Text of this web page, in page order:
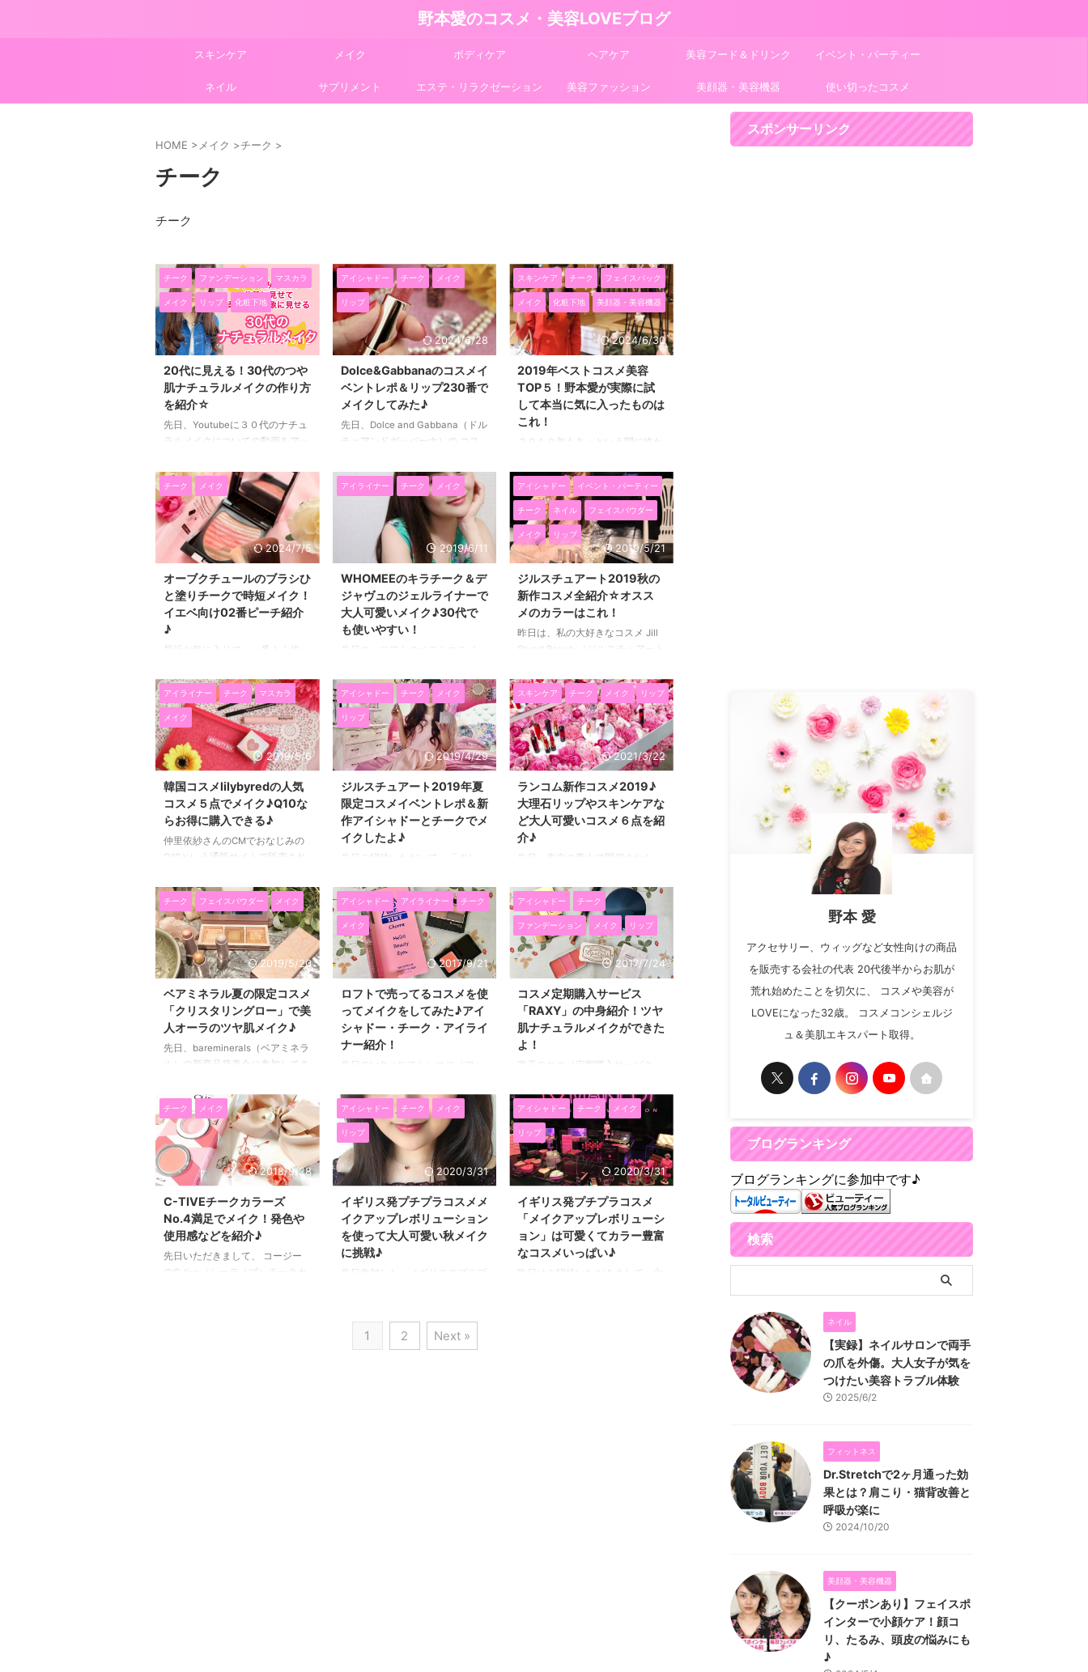
野本愛のコスメ・美容LOVEブログ
スキンケア メイク ボディケア ヘアケア 美容フード＆ドリンク イベント・パーティー
ネイル サプリメント エステ・リラクゼーション 美容ファッション 美顔器・美容機器 使い切ったコスメ
HOME > メイク >チーク >
チーク
チーク
チーク ファンデーション マスカラ
メイク リップ 化粧下地
2024/6/12
20代に見える！30代のつや
肌ナチュラルメイクの作り方
を紹介☆
先日、Youtubeに３０代のナチュ
ラルメイクについての動画をアッ
ただメイクを薄くすればナチュラ
ルメイクになっていたのですが、
３０代になってから、シミやくす
みなどのエイジングのトラブルが
現れて ただメイクを薄くすれば
いいというわけにはいかなくなっ
てしまいました(T_T) 特に私が悩
んでるのがシミ・・・・ 厚塗り
感を出さずに、シミに目がいかな
いように ツヤのある美肌に見せ
るメイクを心がけています。 肌
ュラルメ ...
アイシャドー チーク メイク
リップ
2024/6/28
Dolce&Gabbanaのコスメイ
ベントレポ＆リップ230番で
メイクしてみた♪
先日、Dolce and Gabbana（ドル
チェアンドガッバーナ）の コス
ドルチェアンドガッバーナって鮮
やかなデザインが多くて華やかで
かわいいですよね(*^▽^*) 洋服も
めちゃめちゃ好みで♡（高いから
買えないけど・・・） そんなド
ルガバのコスメということで、
メイクアップアーティストの久保
雄司さんから メイクのアドバイ
スもいただけました♪ そして、さ
っそく私もこれからの季節にピッ
スキンケア チーク フェイスパック
メイク 化粧下地 美顔器・美容機器
2024/6/30
2019年ベストコスメ美容
TOP５！野本愛が実際に試
して本当に気に入ったものは
これ！
２０１９年もあっという間に終わ
あるオーダーメイドウィッグの販
売が忙しかったり、 Youtubeに動
画をアップしてみたり、 色々と
忙しくてインスタは更新できたの
ですが、 あまり美容ブログは更
新できませんでした。 それで
も、今年も沢山のコスメや美容、
エステサロン、マッサージなどを
試すことができて、とても嬉しか
ったです！ 今年使ったコスメや
美容の中で特に気に入っているも
イオンエフェクター♪保湿力が高
まって肌荒れが減った ...
チーク メイク
2024/7/5
オーブクチュールのブラシひ
と塗りチークで時短メイク！
イエベ向け02番ピーチ紹介
♪
最近お気に入りで、一番よく使っ
１月１２日に発売になった AUBE
のブラシひと塗りチーク（ワンシ
ョットチーク）♪ 私は、一か月前
くらいにいただいたので、 発売
より前に使ってます(*^▽^*) 色は
０２番のピーチを使っていて、
イエベ肌にピッタリなオレンジピ
ンク系のチーク！ 肌なじみがよ
くて、肌が綺麗に見えるんですよ
ね～！ そして何より、使うのが
超簡単！ 忙しいときの時短メイ
色♪ブルべイエベに似合うのは？
AUBEのブ ...
アイライナー チーク メイク
2019/6/11
WHOMEEのキラチーク＆デ
ジャヴュのジェルライナーで
大人可愛いメイク♪30代で
も使いやすい！
先日の、ロフトのベストコスメ
で いただいた、WHOMEEのキラ
チークダイナボール キラレッド
１（1,800円）と、 デジャヴュの
ラスティンファインaクリームペ
ンシル（ライトブラウン）を使っ
てメイクをしてみました♪ 実際に
使ってみて、30代でも普段使いし
やすい２アイテムだと思いまし
た！ WHOMEEのチークは、容量
が多いので長持ちしそうですし、
デジャヴュのジェルライナーはラ
ったので、詳しく紹介したいと思
います( ...
アイシャドー イベント・パーティー
チーク ネイル フェイスパウダー
メイク リップ
2019/5/21
ジルスチュアート2019秋の
新作コスメ全紹介☆オスス
メのカラーはこれ！
昨日は、私の大好きなコスメ Jill
Stuart Beauty（ジルスチュアート
クションの発表イベントに参加し
てきました(^^)/ 2019年8月2日に
発売される新作コスメを沢山試し
ましたので、 早速紹介したいと
思います(^^)/ 2019年秋のジルス
チュアートは、 ジルスチュアー
トらしいキラキラとした輝きと可
愛さもありながら、 大人っぽい
落ち着いた色合いで秋冬にかなり
使えそうです！！ ぶっちゃけ去
年の秋コレクションより好き♡♡
アイライナー チーク マスカラ
メイク
2019/5/6
韓国コスメlilybyredの人気
コスメ５点でメイク♪Q10な
らお得に購入できる♪
仲里依紗さんのCMでおなじみの
Q10という通販サイトで販売され
コスメを試してみたので紹介した
いと思います。 私が使ったの
は、 【アイブロウ】スキニーメ
スアイブロウペンシル 【マスカ
ラ】ナイントゥーナインサバイバ
ルカラーカラ 【アイライナー】
スターリーアイズ9to9ジェルライ
ナー 【チーク】ラブビームチー
ク 【リップ】ブラッディライア
ーコーティングティント の５つ
です。 Q10でなんとこの５つで３
アイシャドー チーク メイク
リップ
2019/4/29
ジルスチュアート2019年夏
限定コスメイベントレポ＆新
作アイシャドーとチークでメ
イクしたよ♪
先日ご招待いただいて、「JILL
てきました(^^)/ JILL STUART
BEAUTYの新作コスメとキラキラ
な世界観がすごくかわいかったで
す(*^▽^*) キラキラなお部屋イン
スタ映えでした♪ このイベントで
も紹介されていたアイシャドーと
チークも先日購入したので、 イ
ベントレポと一緒に紹介したいと
思います。 ジルスチュアート
2019夏の新作コスメイベントレポ
☆ピンクが可愛い新色たち！ イ
...
スキンケア チーク メイク リップ
2021/3/22
ランコム新作コスメ2019♪
大理石リップやスキンケアな
ど大人可愛いコスメ６点を紹
介♪
先日、東京の青山で開催された
パーティーに参加してきました。
ピンクの薔薇で華やかに彩られた
会場で、 とてもかわいいコスメ
達を見たり、試すことができまし
た！！ 今シーズンのランコムめ
ちゃくちゃ可愛くて 使うたびに
女子力が上がりそうです(*^▽^*)♪
ランコム新作コスメ2019♪ピンク
の薔薇が敷き詰められた華やかな
パーティー会場！ 会場がこち
ら！ ピンクの薔薇で敷き詰めら
かなりお金がかかっているーー
ー！！ しかも ...
チーク フェイスパウダー メイク
2019/5/20
ベアミネラル夏の限定コスメ
「クリスタリングロー」で美
人オーラのツヤ肌メイク♪
先日、bareminerals（ベアミネラ
ル）の新商品発表会に参加してき
ョンのパイオニアとして知られて
いるベアミネラルの新作コスメ。
かーなーりよかったです！！
いくつかご紹介いただいたのです
が、まだ発売日前のものもあるの
で、 今回は、 ハイライター、ブ
ロンザー、チークカラーの３つが
１セットになった 「クリスタリ
ン グロー ブロンザー＆ハイラ
イターパレットA」 と 「クリスタ
リン グロー ハイライター ス
アイシャドー アイライナー チーク
メイク
2017/9/21
ロフトで売ってるコスメを使
ってメイクをしてみた♪アイ
シャドー・チーク・アイライ
ナー紹介！
先日のLoft（ロフト）コスメフェ
って メイクをしてみたので紹介
します(^^)/ ロフトのコスメフェス
ティバルでは、 お手頃価格て普
段使いにぴったりなコスメが勢ぞ
ろいしています♪ 今回使ってみた
のが、左から、ピンクとブルーの
組み合わせのパッケージが可愛い
コスメの コジット1.5DAYSティン
トリキッドアイライナーとファイ
バーマスカラ。 ブラウン系４色
のアイシャドーRIMMEL（リンメ
アイシャドー チーク
ファンデーション メイク リップ
2017/7/24
コスメ定期購入サービス
「RAXY」の中身紹介！ツヤ
肌ナチュラルメイクができた
よ！
楽天のコスメ定期購入サービス
みました！ 最近SNSでも、コスメ
定期購入サービスを利用している
方を多く見かけます。 定額で、
毎月違うコスメが届くので、今月
はどんなコスメと出会えるのかな
ー？と楽しくなりますよね☆
RAXYは、月額1980円（１か月プ
ラン）で毎月美容のスペシャリス
トがセレクトしたコスメが届きま
す。 1,980円って、アイライナー
１本とかマスカラ１本くらいの値
チーク メイク
2018/9/28
C-TIVEチークカラーズ
No.4満足でメイク！発色や
使用感などを紹介♪
先日いただきまして、 コージー
のC-tive（シーティブ）チークカ
アイシャドー チーク メイク
リップ
2020/3/31
イギリス発プチプラコスメメ
イクアップレボリューション
を使って大人可愛い秋メイク
に挑戦♪
先日参加した、イギリスのプチプ
アップレボリューション）の パ
ーティーでいただいたお土産を使
って早速メイクをしてみたので紹
アイシャドー チーク メイク
リップ
2020/3/31
イギリス発プチプラコスメ
「メイクアップレボリューシ
ョン」は可愛くてカラー豊富
なコスメいっぱい♪
昨日はご招待いただきまして、六
1 2 Next »
スポンサーリンク
野本 愛
アクセサリー、ウィッグなど女性向けの商品
を販売する会社の代表 20代後半からお肌が
荒れ始めたことを切欠に、 コスメや美容が
LOVEになった32歳。 コスメコンシェルジ
ュ＆美肌エキスパート取得。
ブログランキング
ブログランキングに参加中です♪
検索
ネイル
【実録】ネイルサロンで両手
の爪を外傷。大人女子が気を
つけたい美容トラブル体験
2025/6/2
フィットネス
Dr.Stretchで2ヶ月通った効
果とは？肩こり・猫背改善と
呼吸が楽に
2024/10/20
美顔器・美容機器
【クーポンあり】フェイスポ
インターで小顔ケア！顔コ
リ、たるみ、頭皮の悩みにも
♪